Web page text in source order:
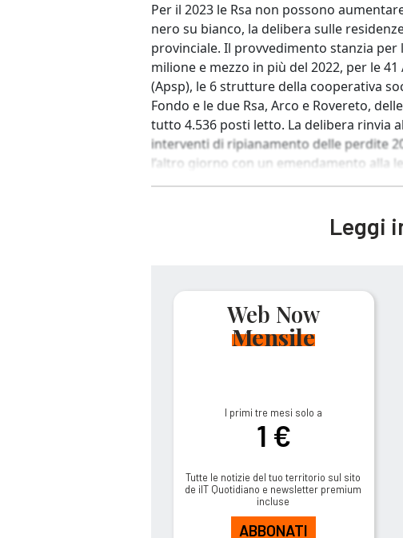
Per il 2023 le Rsa non possono
nero su bianco, la delibera sulle
provinciale. Il provvedimento stanzia per
milione e mezzo in più del 2022, per le
(Apsp), le 6 strutture della cooperativa
Fondo e le due Rsa, Arco e Rovereto,
tutto 4.536 posti letto. La delibera rinvia
interventi di ripianamento delle perdite
l’altro giorno con un emendamento alla
Leggi
Web Now
Mensile
I primi tre mesi solo a
1 €
Tutte le notizie del tuo territorio sul sito
de ilT Quotidiano e newsletter premium
incluse
ABBONATI